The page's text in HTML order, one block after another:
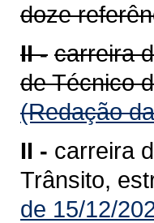
doze
II - carreira
de Técnico
(Redação
II - carreira
Trânsito,
de 15/12/